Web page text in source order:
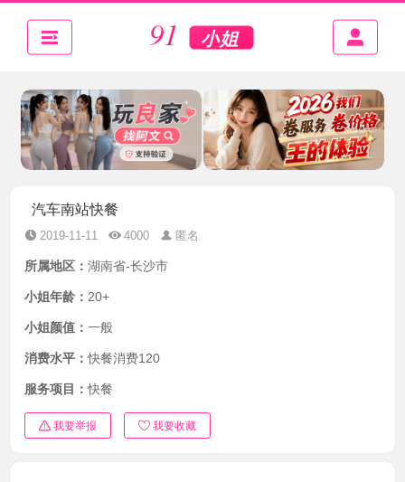
汽车南站快餐
2019-11-11 4000 匿名
所属地区： 湖南省-长沙市
小姐年龄： 20+
小姐颜值： 一般
消费水平：快餐消费120
服务项目：快餐
我要举报 我要收藏